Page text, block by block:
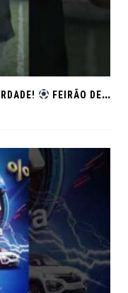
FEIRÃO DE SEMINOVOS EM ALTA – ARACAJU